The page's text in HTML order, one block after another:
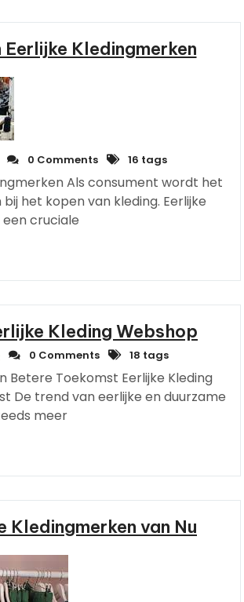
Kledingmerken
0 Comments 16 tags
Als consument wordt het
het kopen van kleding. Eerlijke
cruciale
Kleding Webshop
0 Comments 18 tags
Betere Toekomst Eerlijke Kleding
De trend van eerlijke en duurzame
meer
Kledingmerken van Nu